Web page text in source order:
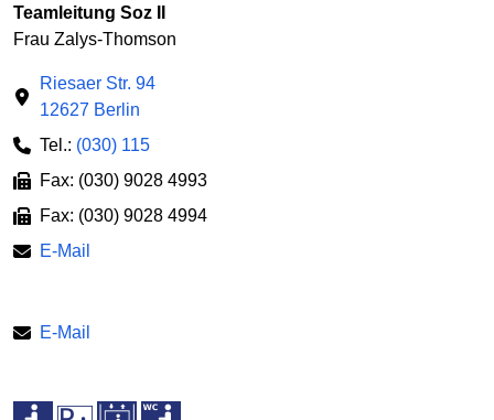
Teamleitung Soz II
Frau Zalys-Thomson
Riesaer Str. 94
12627 Berlin
Tel.: (030) 115
Fax: (030) 9028 4993
Fax: (030) 9028 4994
E-Mail
E-Mail